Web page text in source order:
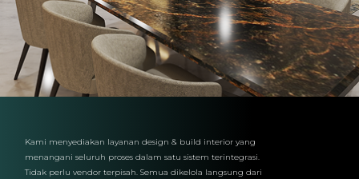
Kami menyediakan layanan design & build interior yang
menangani seluruh proses dalam satu sistem terintegrasi.
Tidak perlu vendor terpisah. Semua dikelola langsung dari